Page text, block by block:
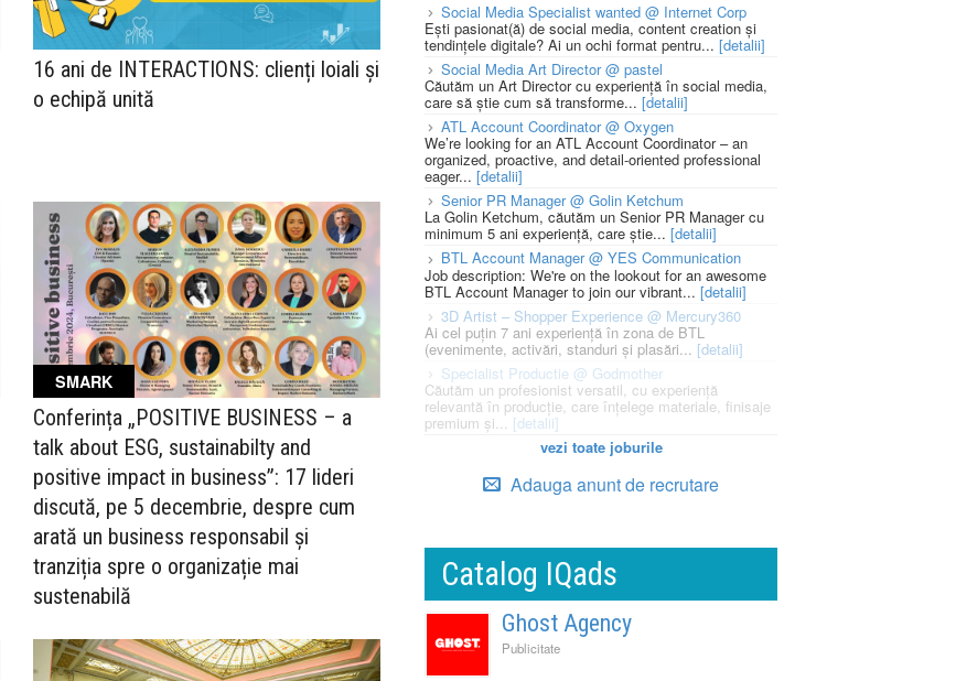
16 ani de INTERACTIONS: clienți loiali și
o echipă unită
SMARK
Conferința „POSITIVE BUSINESS – a
talk about ESG, sustainabilty and
positive impact in business”: 17 lideri
discută, pe 5 decembrie, despre cum
arată un business responsabil și
tranziția spre o organizație mai
sustenabilă
Social Media Specialist wanted @ Internet Corp
Ești pasionat(ă) de social media, content creation și
tendințele digitale? Ai un ochi format pentru... [detalii]
Social Media Art Director @ pastel
Căutăm un Art Director cu experiență în social media,
care să știe cum să transforme... [detalii]
ATL Account Coordinator @ Oxygen
We’re looking for an ATL Account Coordinator – an
organized, proactive, and detail-oriented professional
eager... [detalii]
Senior PR Manager @ Golin Ketchum
La Golin Ketchum, căutăm un Senior PR Manager cu
minimum 5 ani experiență, care știe... [detalii]
BTL Account Manager @ YES Communication
Job description: We're on the lookout for an awesome
BTL Account Manager to join our vibrant... [detalii]
3D Artist – Shopper Experience @ Mercury360
Ai cel puțin 7 ani experiență în zona de BTL
(evenimente, activări, standuri și plasări... [detalii]
Specialist Productie @ Godmother
Căutăm un profesionist versatil, cu experiență
relevantă în producție, care înțelege materiale, finisaje
premium și... [detalii]
vezi toate joburile
Adauga anunt de recrutare
Catalog IQads
Ghost Agency
Publicitate